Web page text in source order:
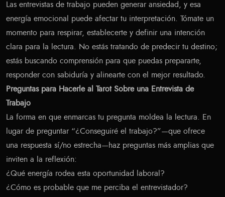
Las entrevistas de trabajo pueden generar ansiedad, y esa
energía emocional puede afectar tu interpretación. Tómate un
momento para respirar, establecerte y definir una intención
clara para la lectura. No estás tratando de predecir tu destino;
estás buscando comprensión para que puedas prepararte,
responder con sabiduría y alinearte con el mejor resultado.
Preguntas para Hacerle al Tarot Sobre una Entrevista de
Trabajo
La forma en que enmarcas tu pregunta moldea la lectura. En
lugar de preguntar “¿Conseguiré el trabajo?”—que ofrece
una respuesta sí/no estrecha—haz preguntas más amplias que
inviten a la reflexión:
¿Qué energía rodea esta oportunidad laboral?
¿Cómo es probable que me perciba el entrevistador?